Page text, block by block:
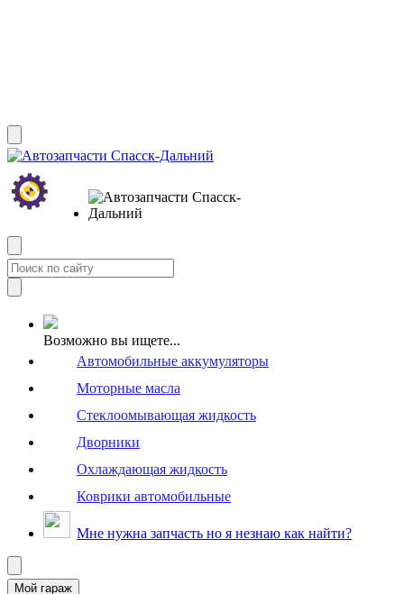
Возможно вы ищете...
Автомобильные аккумуляторы
Моторные масла
Стеклоомывающая жидкость
Дворники
Охлаждающая жидкость
Коврики автомобильные
Мне нужна запчасть но я незнаю как найти?